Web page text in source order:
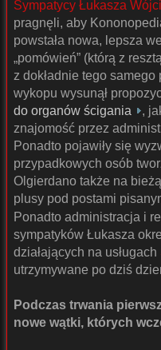
Sympatycy Łukasza
pragnęli, aby
powstała nowa, lepsza
„pomówień” (którą z
z dokładnie tego
wykopu wysunął
do organów ścigania
,
znajomość przez
Ponadto pojawiły się
przypadkowych osób
Olgierdano także na
plusy pod postami
Ponadto administracja i
sympatyków Łukasza
działających na usługach
utrzymywane po dziś
Podczas trwania
nowe wątki, których